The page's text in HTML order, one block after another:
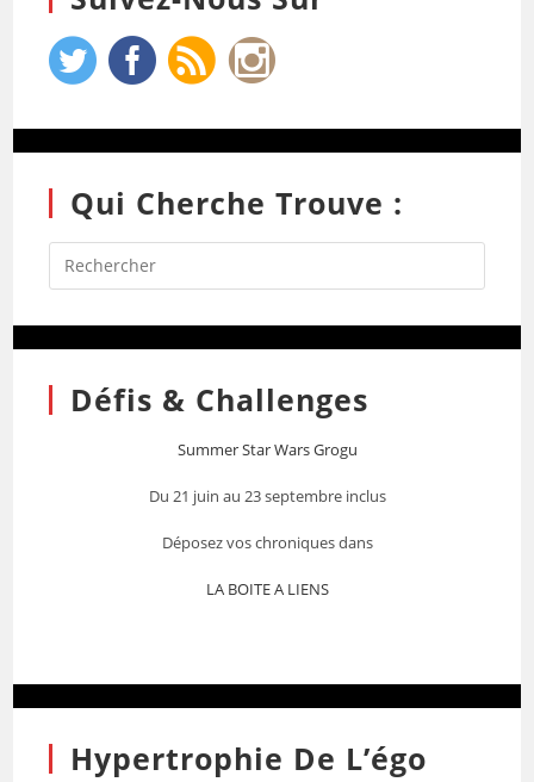
Qui Cherche Trouve :
Défis & Challenges
Summer Star Wars Grogu
Du 21 juin au 23 septembre inclus
Déposez vos chroniques dans
LA BOITE A LIENS
Hypertrophie De L’égo